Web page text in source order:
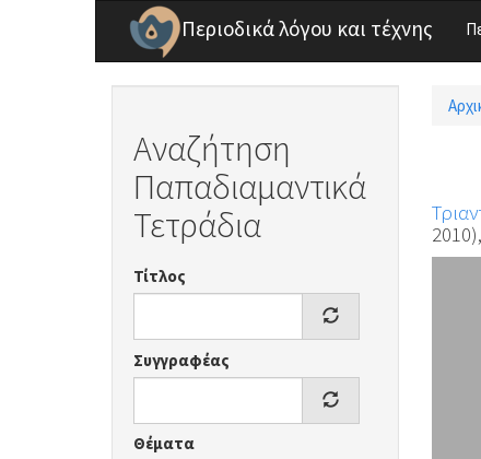
Παράκαμψη προς το κυρίως περιεχόμενο
Περιοδικά λόγου και τέχνης
Αναζήτηση
Παπαδιαμαντικά
Τετράδια
Τίτλος
Συγγραφέας
Θέματα